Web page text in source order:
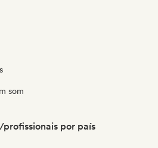
som
por país